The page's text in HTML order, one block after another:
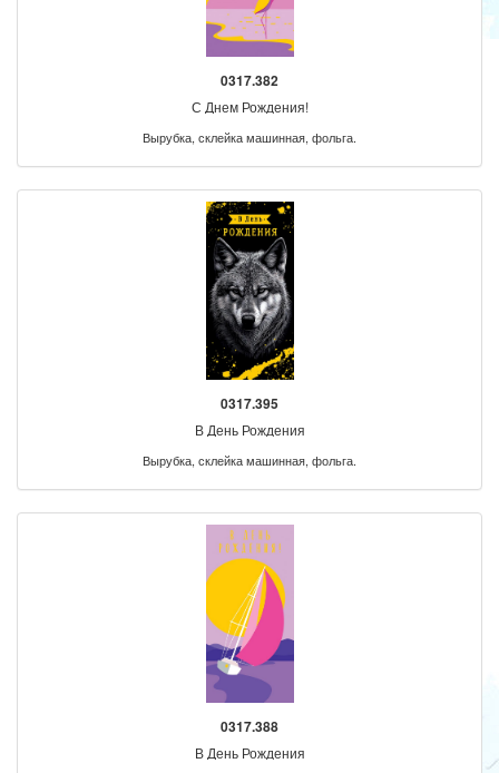
0317.382
С Днем Рождения!
Вырубка, склейка машинная, фольга.
0317.395
В День Рождения
Вырубка, склейка машинная, фольга.
0317.388
В День Рождения